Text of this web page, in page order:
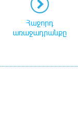
Հաջորդ
առաջադրանքը